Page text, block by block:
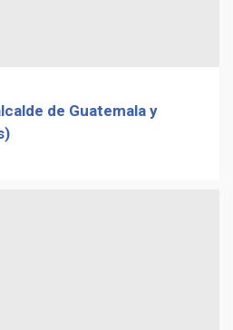
de Guatemala y